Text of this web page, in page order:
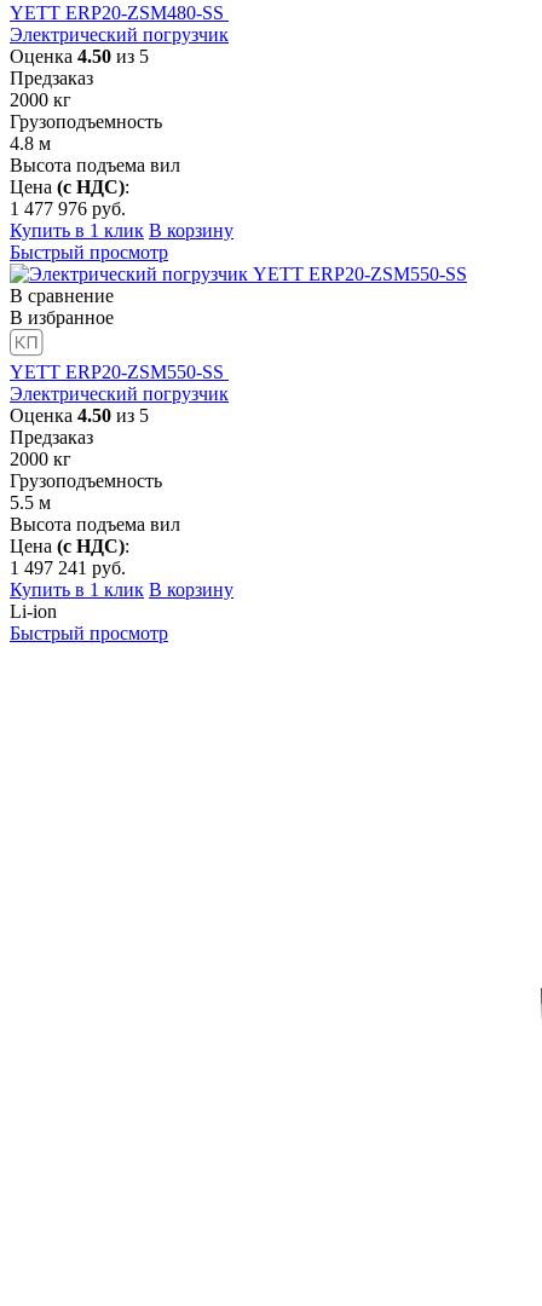
YETT ERP20-ZSM480-SS
Электрический погрузчик
Оценка 4.50 из 5
Предзаказ
2000 кг
Грузоподъемность
4.8 м
Высота подъема вил
Цена (с НДС):
1 477 976 руб.
Купить в 1 клик В корзину
Быстрый просмотр
В сравнение
В избранное
YETT ERP20-ZSM550-SS
Электрический погрузчик
Оценка 4.50 из 5
Предзаказ
2000 кг
Грузоподъемность
5.5 м
Высота подъема вил
Цена (с НДС):
1 497 241 руб.
Купить в 1 клик В корзину
Li-ion
Быстрый просмотр